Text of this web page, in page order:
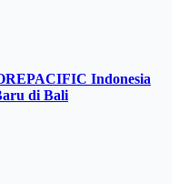
Indonesia
di Bali